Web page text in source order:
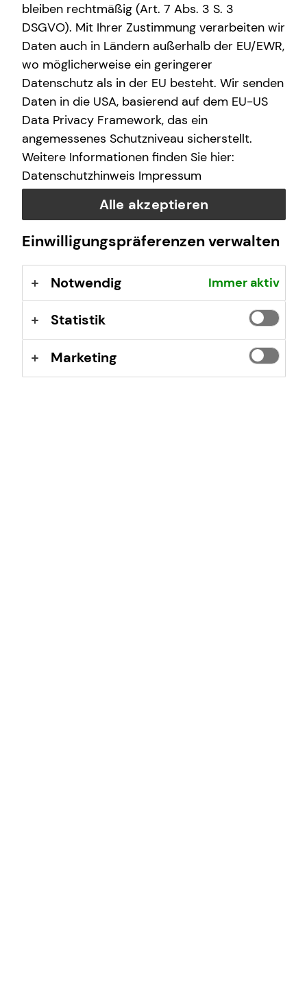
Registrierungsnummer: D-FYYJ-4KRVA-97
Berufsbezeichnung: Versicherungsvertreter mit Erlaubnis
nach § 34 d Abs. 1 GewO Bundesrepublik Deutschland
Berufsrechtliche Regelungen: § 34 d Gewerbeordnung
Versicherungsvertrag (VVG), Verordnung über die
Versicherungsvermittlung und -beratung (VersVermV),
abrufbar unterwww.gesetze-im-internet.de
Erlaubnis nach § 34f GewO ​
Aufsichtsbehörde:
IHK für München und Oberbayern
Max-Joseph-Straße 2
80333 München
Registrierungsnummer: D-F-155-E8XT-08
Berufsbezeichnung: Finanzanlagenvermittler nach § 34f
Abs. 1 Satz 1 Nr. 1 GewO Bundesrepublik Deutschland
Berufsrechtliche Regelungen: § 34 f Gewerbeordnung
bleiben rechtmäßig (Art. 7 Abs. 3 S. 3
DSGVO). Mit Ihrer Zustimmung verarbeiten wir
Daten auch in Ländern außerhalb der EU/EWR,
wo möglicherweise ein geringerer
Datenschutz als in der EU besteht. Wir senden
Daten in die USA, basierend auf dem EU-US
Data Privacy Framework, das ein
angemessenes Schutzniveau sicherstellt.
Weitere Informationen finden Sie hier:
Datenschutzhinweis Impressum
Alle akzeptieren
Einwilligungspräferenzen verwalten
Notwendig Immer aktiv
Statistik
Marketing